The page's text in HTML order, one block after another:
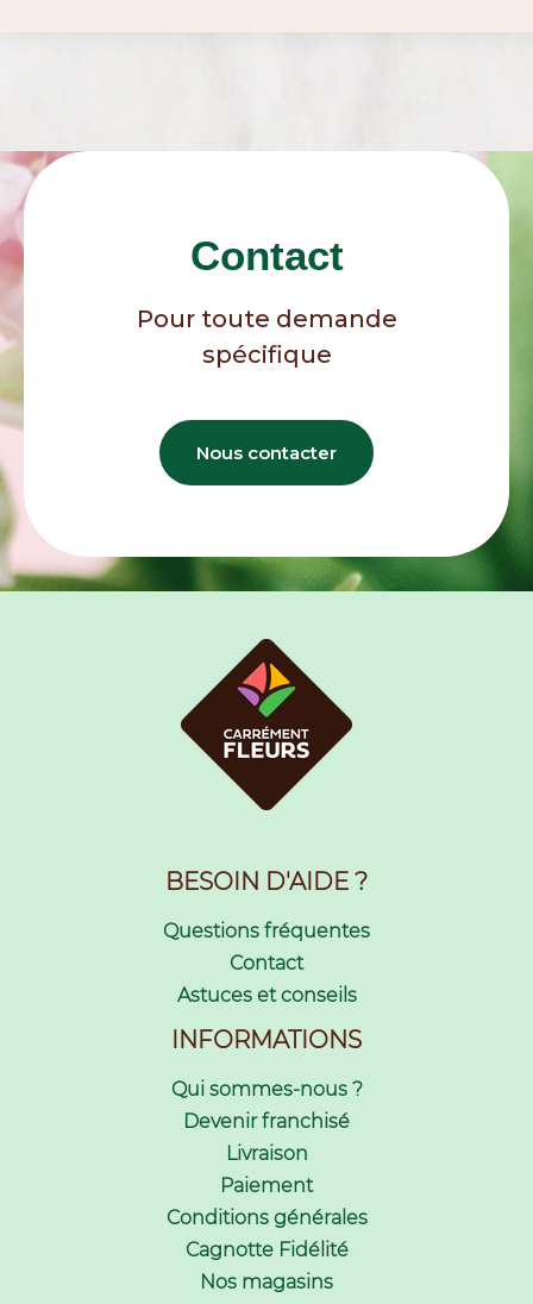
Contact
Pour toute demande
spécifique
Nous contacter
BESOIN D'AIDE ?
Questions fréquentes
Contact
Astuces et conseils
INFORMATIONS
Qui sommes-nous ?
Devenir franchisé
Livraison
Paiement
Conditions générales
Cagnotte Fidélité
Nos magasins